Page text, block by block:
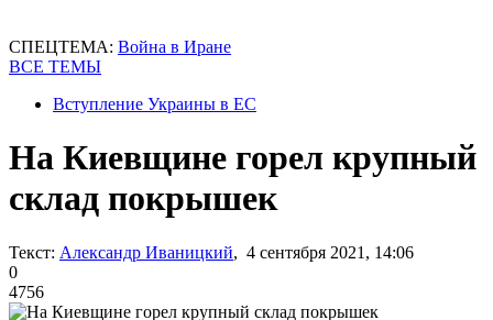
СПЕЦТЕМА: Война в Иране
ВСЕ ТЕМЫ
Вступление Украины в ЕС
На Киевщине горел крупный
склад покрышек
Текст: Александр Иваницкий, 4 сентября 2021, 14:06
0
4756